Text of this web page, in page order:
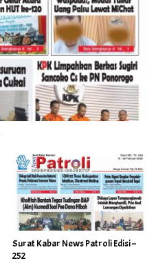
Surat Kabar News Patroli Edisi –
252